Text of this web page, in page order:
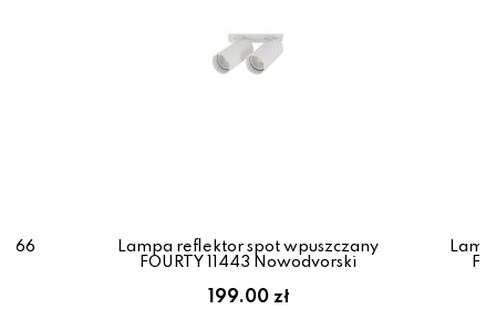
Lampa reflektor spot wpuszczany
FOURTY 11443 Nowodvorski
199.00 zł